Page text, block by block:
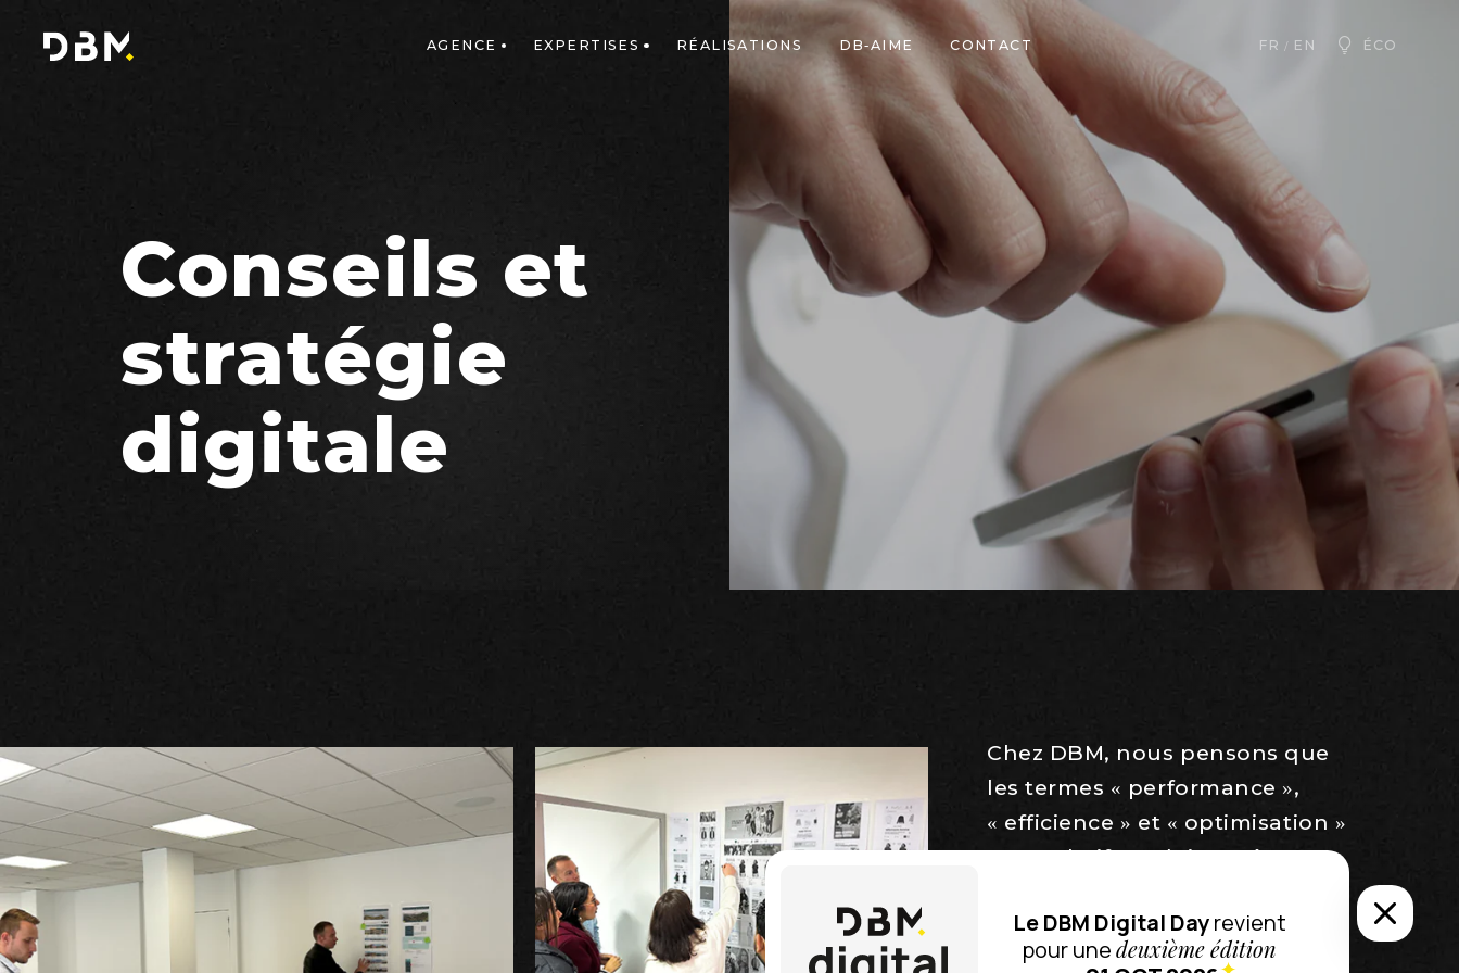
AGENCE EXPERTISES RÉALISATIONS DB-AIME CONTACT FR EN ÉCO
Conseils et
stratégie
digitale
Chez DBM, nous pensons que
les termes « performance »,
« efficience » et « optimisation »
sont relatifs et doivent être
d’objectifs.
Vos objectifs sont donc
Le DBM Digital Dayrevient
pour unedeuxième édition